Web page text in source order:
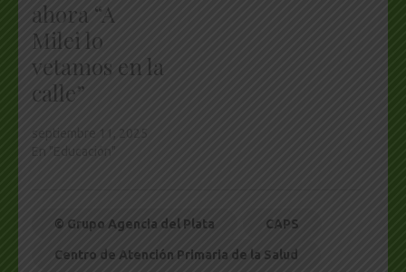
ahora “A
Milei lo
vetamos en la
calle”
© Grupo Agencia del Plata CAPS
Centro de Atención Primaria de la Salud